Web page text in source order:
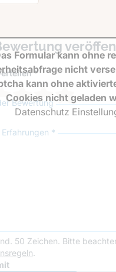
*
Bewertung
Erfahrungen *
50 Zeichen. Bitte
.
Formular kann ohne
nicht
kann ohne
Cookies nicht geladen
Datenschutz